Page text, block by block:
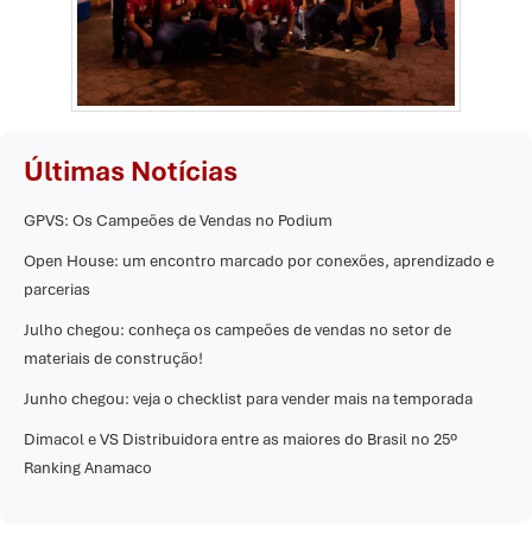
Últimas Notícias
GPVS: Os Campeões de Vendas no Podium
Open House: um encontro marcado por conexões, aprendizado e
parcerias
Julho chegou: conheça os campeões de vendas no setor de
materiais de construção!
Junho chegou: veja o checklist para vender mais na temporada
Dimacol e VS Distribuidora entre as maiores do Brasil no 25º
Ranking Anamaco